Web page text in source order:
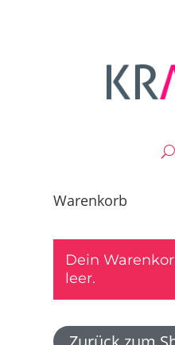
Warenkorb
Dein
leer.